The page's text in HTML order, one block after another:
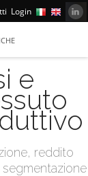
Login
e
reddito